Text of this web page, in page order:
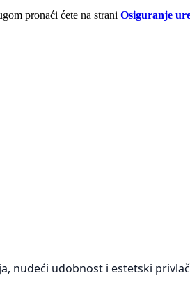
pronaći ćete na strani Osiguranje
nudeći udobnost i estetski